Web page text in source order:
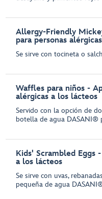
Allergy-Friendly
para personas
Se sirve con tocineta o
Waffles para niños -
alérgicas a los lácteos
Servido con la opción de
botella de agua DASANI®
Kids' Scrambled Eggs
a los lácteos
Se sirve con uvas,
pequeña de agua